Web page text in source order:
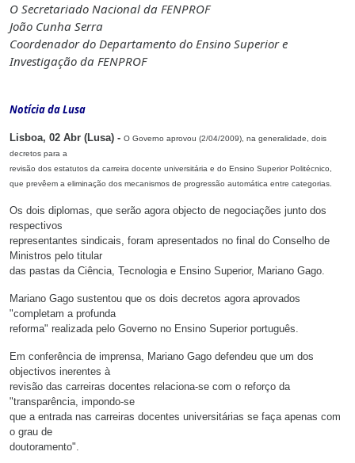
O Secretariado Nacional da FENPROF
João Cunha Serra
Coordenador do Departamento do Ensino Superior e
Investigação da FENPROF
Notícia da Lusa
Lisboa, 02 Abr (Lusa) - O Governo aprovou (2/04/2009), na generalidade, dois
decretos para a
revisão dos estatutos da carreira docente universitária e do Ensino Superior Politécnico,
que prevêem a eliminação dos mecanismos de progressão automática entre categorias.
Os dois diplomas, que serão agora objecto de negociações junto dos
respectivos
representantes sindicais, foram apresentados no final do Conselho de
Ministros pelo titular
das pastas da Ciência, Tecnologia e Ensino Superior, Mariano Gago.
Mariano Gago sustentou que os dois decretos agora aprovados
"completam a profunda
reforma" realizada pelo Governo no Ensino Superior português.
Em conferência de imprensa, Mariano Gago defendeu que um dos
objectivos inerentes à
revisão das carreiras docentes relaciona-se com o reforço da
"transparência, impondo-se
que a entrada nas carreiras docentes universitárias se faça apenas com
o grau de
doutoramento".